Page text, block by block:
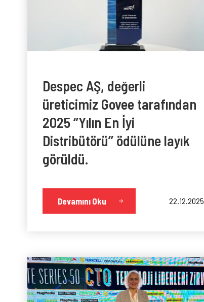
Despec AŞ, değerli
üreticimiz Govee tarafından
2025 ‘’Yılın En İyi
Distribütörü’’ ödülüne layık
görüldü.
Devamını Oku 22.12.2025